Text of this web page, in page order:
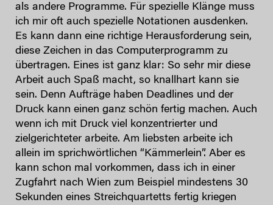
als andere Programme. Für spezielle Klänge muss
ich mir oft auch spezielle Notationen ausdenken.
Es kann dann eine richtige Herausforderung sein,
diese Zeichen in das Computerprogramm zu
übertragen. Eines ist ganz klar: So sehr mir diese
Arbeit auch Spaß macht, so knallhart kann sie
sein. Denn Aufträge haben Deadlines und der
Druck kann einen ganz schön fertig machen. Auch
wenn ich mit Druck viel konzentrierter und
zielgerichteter arbeite. Am liebsten arbeite ich
allein im sprichwörtlichen “Kämmerlein”. Aber es
kann schon mal vorkommen, dass ich in einer
Zugfahrt nach Wien zum Beispiel mindestens 30
Sekunden eines Streichquartetts fertig kriegen